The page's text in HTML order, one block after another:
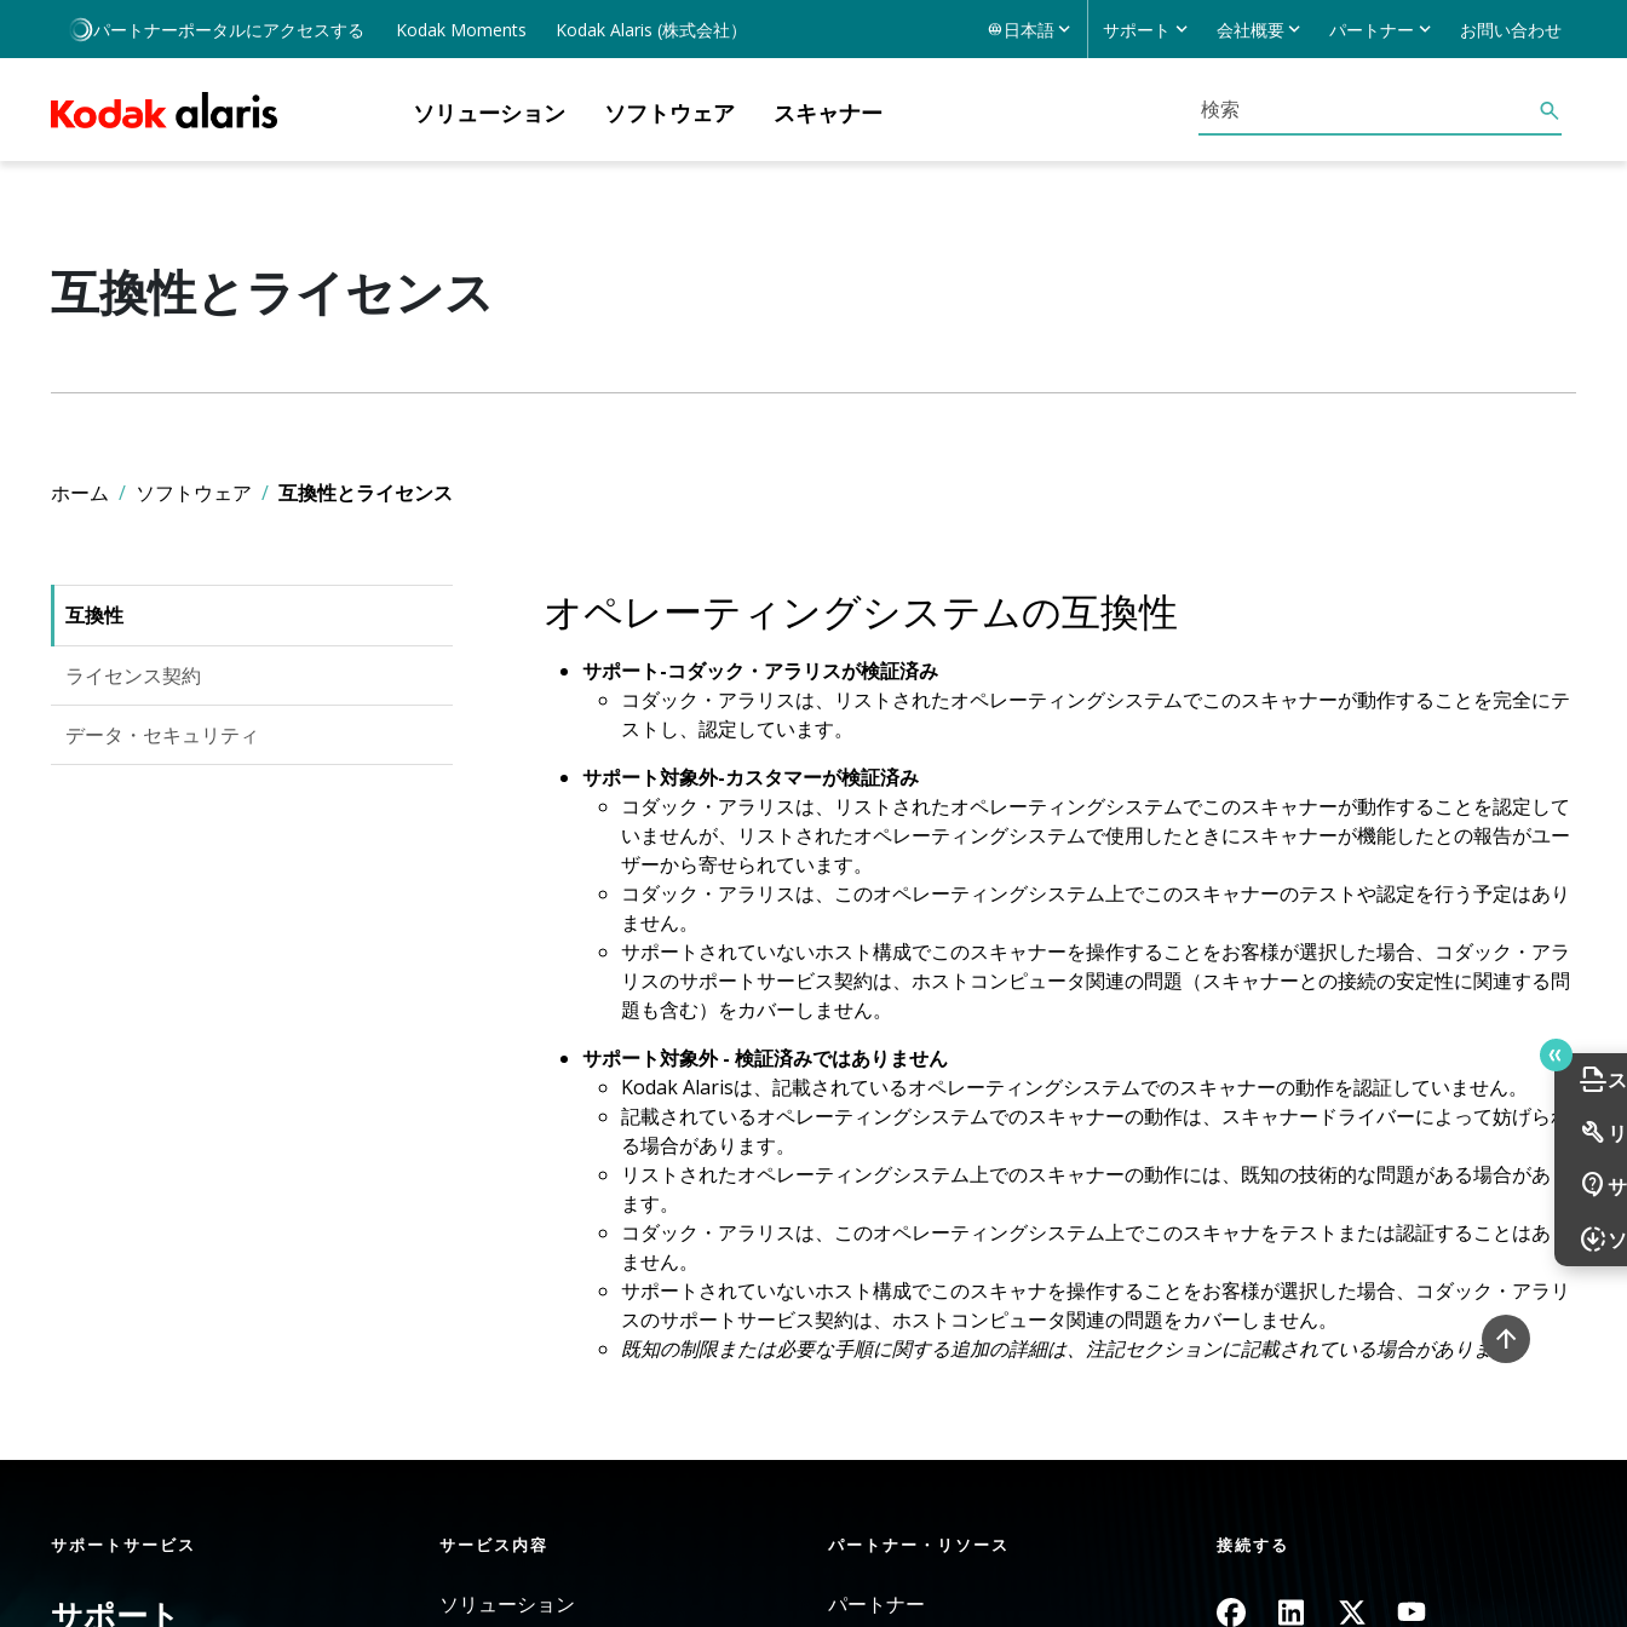
Skip to main content
パートナーポータルにアクセスする Kodak Moments Kodak Alaris (株式会社） 日本語 サポート 会社概要 パートナー お問い合わせ
ソリューション ソフトウェア スキャナー
互換性とライセンス
ホーム ソフトウェア 互換性とライセンス
互換性
ライセンス契約
データ・セキュリティ
オペレーティングシステムの互換性
サポート-コダック・アラリスが検証済み
コダック・アラリスは、リストされたオペレーティングシステムでこのスキャナーが動作することを完全にテ
ストし、認定しています。
サポート対象外-カスタマーが検証済み
コダック・アラリスは、リストされたオペレーティングシステムでこのスキャナーが動作することを認定して
いませんが、リストされたオペレーティングシステムで使用したときにスキャナーが機能したとの報告がユー
ザーから寄せられています。
コダック・アラリスは、このオペレーティングシステム上でこのスキャナーのテストや認定を行う予定はあり
ません。
サポートされていないホスト構成でこのスキャナーを操作することをお客様が選択した場合、コダック・アラ
リスのサポートサービス契約は、ホストコンピュータ関連の問題（スキャナーとの接続の安定性に関連する問
題も含む）をカバーしません。
サポート対象外 - 検証済みではありません
Kodak Alarisは、記載されているオペレーティングシステムでのスキャナーの動作を認証していません。
記載されているオペレーティングシステムでのスキャナーの動作は、スキャナードライバーによって妨げられ
る場合があります。
リストされたオペレーティングシステム上でのスキャナーの動作には、既知の技術的な問題がある場合があり
ます。
コダック・アラリスは、このオペレーティングシステム上でこのスキャナをテストまたは認証することはあり
ません。
サポートされていないホスト構成でこのスキャナを操作することをお客様が選択した場合、コダック・アラリ
スのサポートサービス契約は、ホストコンピュータ関連の問題をカバーしません。
既知の制限または必要な手順に関する追加の詳細は、注記セクションに記載されている場合があります。
scan
build
contact_support
downloading
サポートサービス
サポート
サービス内容
ソリューション
パートナー・リソース
パートナー
接続する
画像 画像 画像 画像